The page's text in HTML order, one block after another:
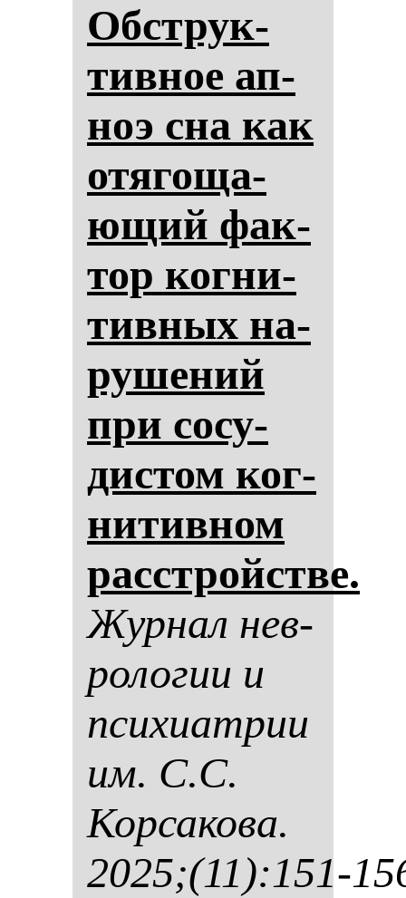
Обструк­
тив­ное ап­
ноэ сна как
отя­го­ща­
ющий фак­
тор ког­ни­
тив­ных на­
ру­ше­ний
при со­су­
дис­том ког­
ни­тив­ном
расстройстве.
Жур­нал нев­
ро­ло­гии и
пси­хи­ат­рии
им. С.С.
Кор­са­ко­ва.
2025;(11):151-